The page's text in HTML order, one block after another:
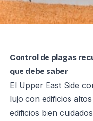
Control de plagas
que debe saber
El Upper East Side
lujo con edificios
edificios bien